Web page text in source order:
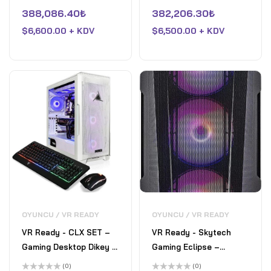
NVIDIA GeForce RTX
4090-3TB NVMe M.2-
üzerinden
0
aldı
388,086.40₺
$6,600.00 + KDV
RTX 4090 - 64GB DDR5
RAM - SSD+HDD 1TB
- Beyaz
üzerinden
0
aldı
382,206.30₺
$6,500.00 + KDV
OYUNCU / VR READY
VR Ready - CLX SET –
Gaming Desktop Dikey -
Intel Core i9 13900KF -
(0)
OYUNCU / VR READY
VR Ready - Skytech
Gaming Eclipse –
Gaming Desktop Dikey -
(0)